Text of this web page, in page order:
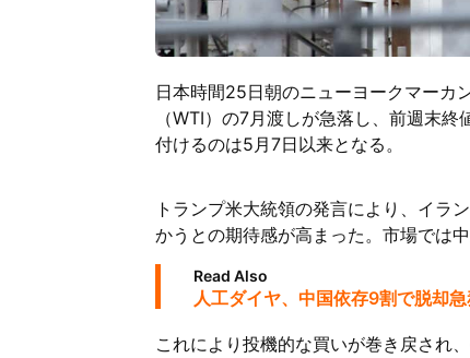
日本時間25日朝のニューヨークマーカ
（WTI）の7月渡しが急落し、前週末
付けるのは5月7日以来となる。
トランプ米大統領の発言により、イラ
かうとの期待感が高まった。市場では
Read Also
人工ダイヤ、中国依存9割で脱却
これにより投機的な買いが巻き戻され